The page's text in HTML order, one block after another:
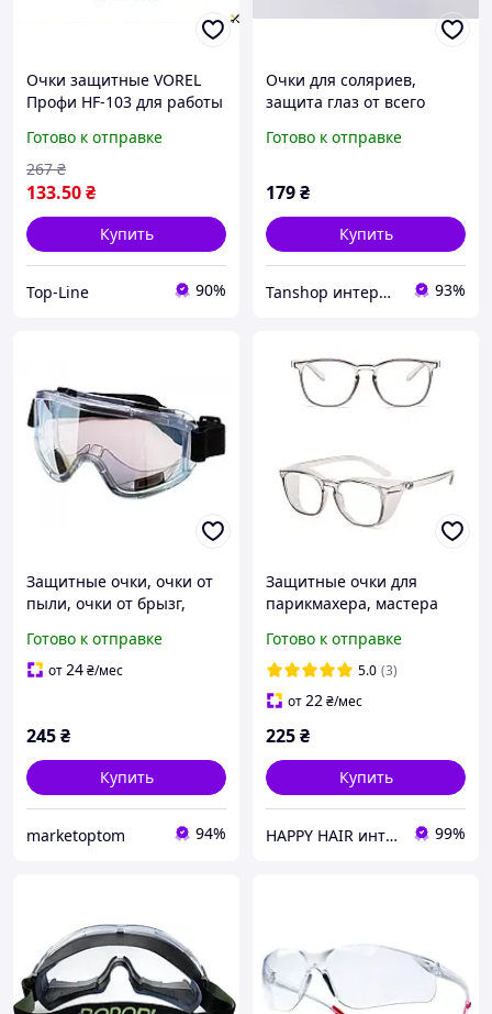
Очки защитные VOREL
Профи HF-103 для работы
осколков
Готово к отправке
133.50₴
267 ₴
Купить
Top-Line 90%
Очки для соляриев,
защита глаз от всего
индивидуальной
Готово к отправке
179₴
Купить
Tanshop интернет-магазин кремов для солярия, для автозагара, после загара 93%
Защитные очки, очки от
пыли, очки от брызг,
защитные очки для глаз
Готово к отправке
от24₴/мес
245₴
Купить
marketoptom 94%
Защитные очки для
парикмахера, мастера
незапотевающим
покрытием и защитой UV
400 серые
Готово к отправке
5.0 (3)
от22₴/мес
225₴
Купить
HAPPY HAIR интернет-магазин профессиональной косметики для волос 99%